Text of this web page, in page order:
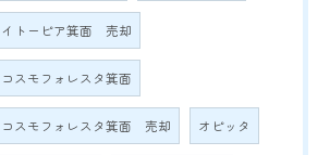
イトーピア箕面 売却
コスモフォレスタ箕面
コスモフォレスタ箕面 売却 オピッタ